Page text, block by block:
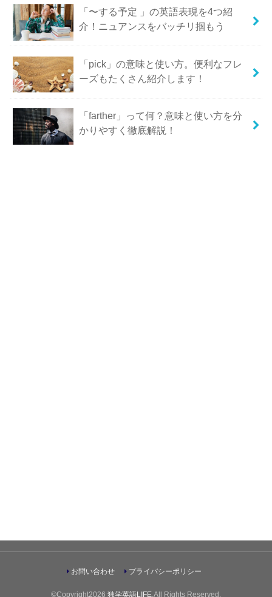
「〜する予定 」の英語表現を4つ紹
介！ニュアンスをバッチリ掴もう
「pick」の意味と使い方。便利なフレ
ーズもたくさん紹介します！
「farther」って何？意味と使い方を分
かりやすく徹底解説！
お問い合わせ プライバシーポリシー
©Copyright2026 独学英語LIFE .All Rights Reserved.